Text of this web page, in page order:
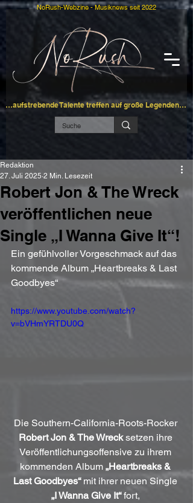
…aufstrebende Talente treffen auf große Legenden…
NoRush-Webzine - Musiknews seit 2022
Robert Jon & The Wreck
veröffentlichen neue
Single „I Wanna Give It“!
Redaktion
27. Juli 2025 2 Min. Lesezeit
Ein gefühlvoller Vorgeschmack auf das
kommende Album „Heartbreaks & Last
Goodbyes“
https://www.youtube.com/watch?
v=bVHmYRTDU0Q
Die Southern-California-Roots-Rocker
Robert Jon & The Wreck setzen ihre
Veröffentlichungsoffensive zu ihrem
kommenden Album „Heartbreaks &
Last Goodbyes“ mit ihrer neuen Single
„I Wanna Give It“ fort,